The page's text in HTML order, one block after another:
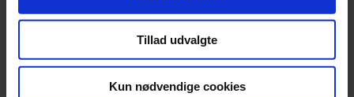
Tillad udvalgte
Kun nødvendige cookies